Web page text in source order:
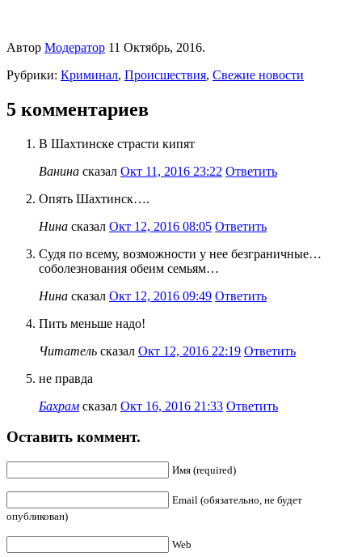
Автор Модератор 11 Октябрь, 2016.
Рубрики: Криминал, Происшествия, Свежие новости
5 комментариев
В Шахтинске страсти кипят
Ванина сказал Окт 11, 2016 23:22 Ответить
Опять Шахтинск….
Нина сказал Окт 12, 2016 08:05 Ответить
Судя по всему, возможности у нее безграничные…
соболезнования обеим семьям…
Нина сказал Окт 12, 2016 09:49 Ответить
Пить меньше надо!
Читатель сказал Окт 12, 2016 22:19 Ответить
не правда
Бахрам сказал Окт 16, 2016 21:33 Ответить
Оставить коммент.
Имя (required)
Email (обязательно, не будет
опубликован)
Web